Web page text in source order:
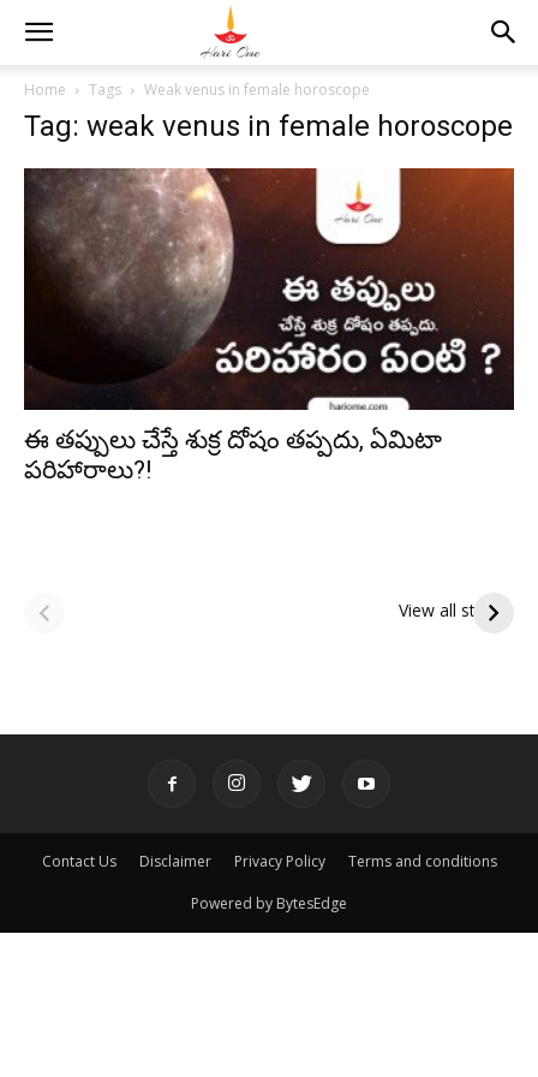
Home Tags Weak venus in female horoscope
Tag: weak venus in female horoscope
ఈ తప్పులు చేస్తే శుక్ర దోషం తప్పదు, ఏమిటా
పరిహారాలు?!
View all stories
పితృదేవతల ఆశీర్వాదం
ఇంద్రకీలాద్రి గిరి ప్రదక్షిణ
Contact Us Disclaimer Privacy Policy Terms and conditions
Powered by BytesEdge